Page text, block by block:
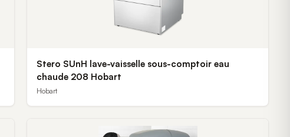
Stero SUnH lave-vaisselle sous-comptoir eau
chaude 208 Hobart
Hobart